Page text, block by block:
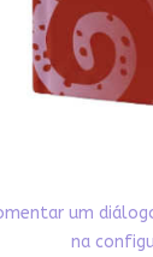
um
na